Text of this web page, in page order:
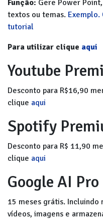
Função: Gere Power
textos ou temas. Exemplo.
tutorial
Para utilizar clique aqui
Youtube
Desconto para R$16,90
clique aqui
Spotify
Desconto para R$ 11,90
clique aqui
Google AI Pro
15 meses grátis.
vídeos, imagens e